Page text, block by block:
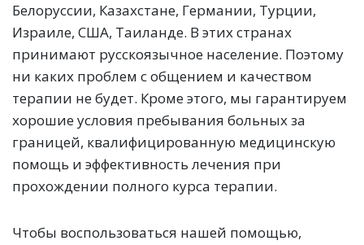
Белоруссии, Казахстане, Германии, Турции,
Израиле, США, Таиланде. В этих странах
принимают русскоязычное население. Поэтому
ни каких проблем с общением и качеством
терапии не будет. Кроме этого, мы гарантируем
хорошие условия пребывания больных за
границей, квалифицированную медицинскую
помощь и эффективность лечения при
прохождении полного курса терапии.
Чтобы воспользоваться нашей помощью,